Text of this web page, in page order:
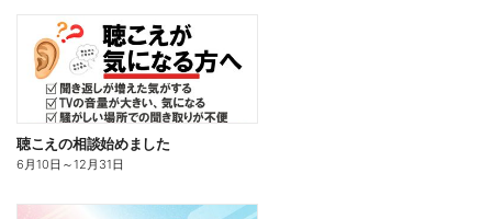
聴こえの相談始めました
6月10日 ～12月31日